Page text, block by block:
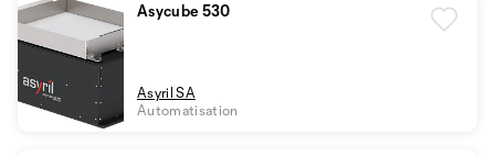
Asycube 530
Asyril SA
Automatisation